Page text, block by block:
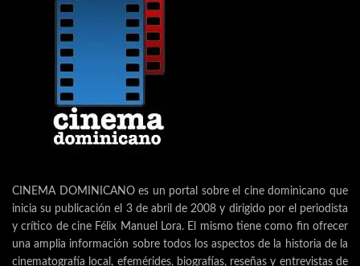
CINEMA DOMINICANO es un portal sobre el cine dominicano que
inicia su publicación el 3 de abril de 2008 y dirigido por el periodista
y crítico de cine Félix Manuel Lora. El mismo tiene como fin ofrecer
una amplia información sobre todos los aspectos de la historia de la
cinematografía local, efemérides, biografías, reseñas y entrevistas de